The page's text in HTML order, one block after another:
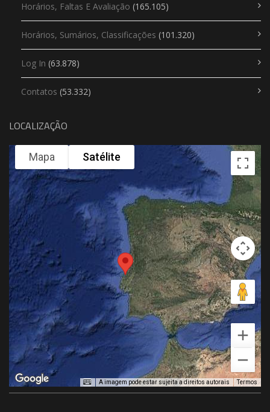
Horários, Faltas E Avaliação (165.105)
Horários, Sumários, Classificações (101.320)
Log In (63.878)
Contatos (53.332)
LOCALIZAÇÃO
Mapa Satélite
A imagem pode estar sujeita a direitos autorais Termos